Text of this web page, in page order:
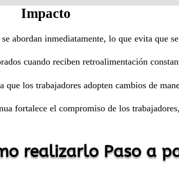
Impacto
abordan inmediatamente, lo que evita que
cuando reciben retroalimentación
los trabajadores adopten cambios de
fortalece el compromiso de los
realizarlo Paso a